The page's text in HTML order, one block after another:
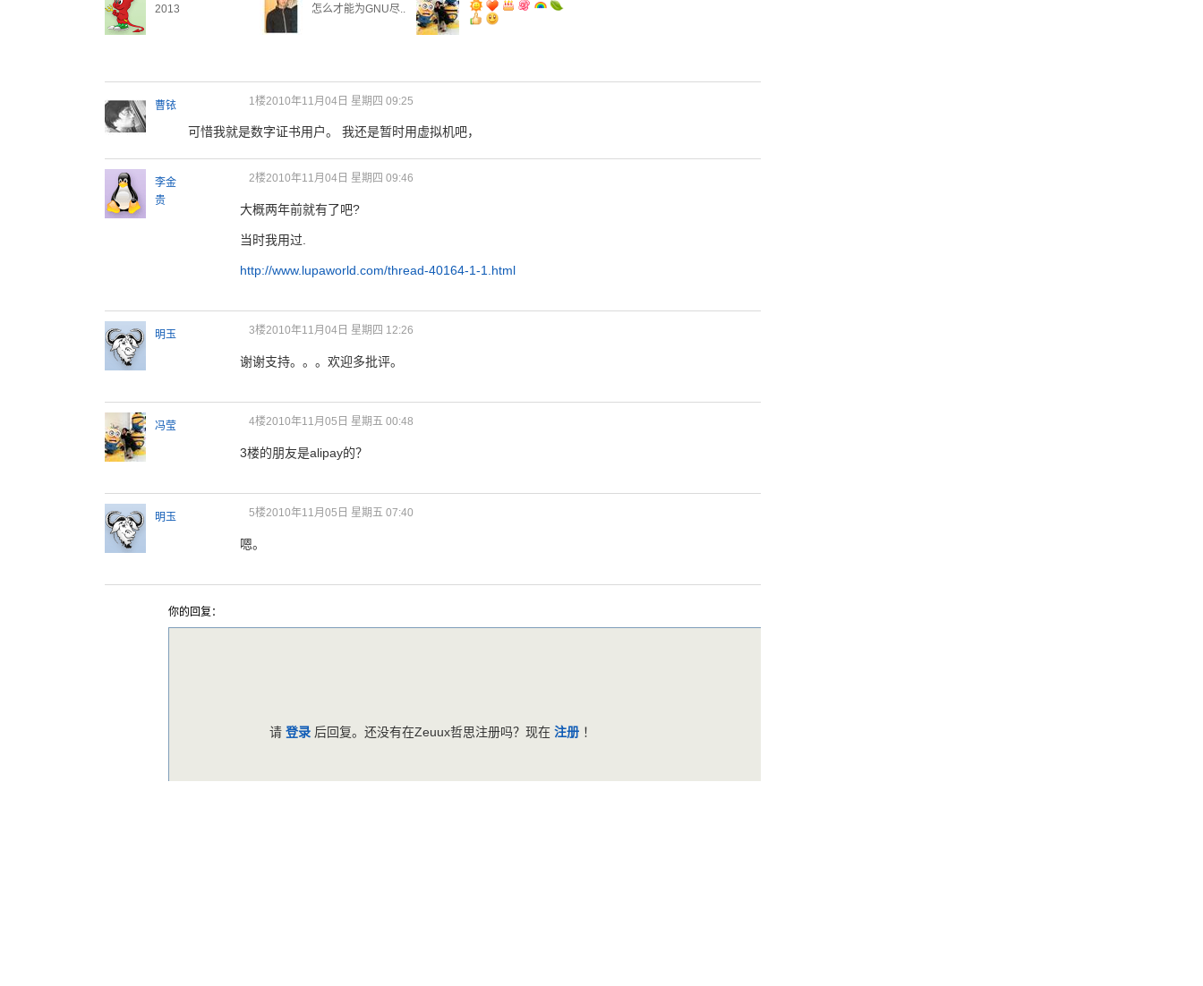
2013
怎么才能为GNU尽..
曹铱 1楼2010年11月04日 星期四 09:25
可惜我就是数字证书用户。 我还是暂时用虚拟机吧，
李金
贵
2楼2010年11月04日 星期四 09:46
大概两年前就有了吧?
当时我用过.
http://www.lupaworld.com/thread-40164-1-1.html
明玉 3楼2010年11月04日 星期四 12:26
谢谢支持。。。欢迎多批评。
冯莹 4楼2010年11月05日 星期五 00:48
3楼的朋友是alipay的？
明玉 5楼2010年11月05日 星期五 07:40
嗯。
你的回复：
请登录 后回复。还没有在Zeuux哲思注册吗？现在注册 ！